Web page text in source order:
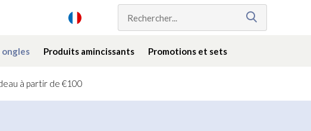
ongles Produits amincissants Promotions et sets
à partir de €100